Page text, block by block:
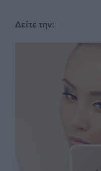
Δείτε την: